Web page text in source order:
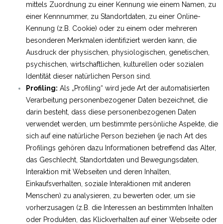
mittels Zuordnung zu einer Kennung wie einem Namen, zu
einer Kennnummer, zu Standortdaten, zu einer Online-
Kennung (z.B. Cookie) oder zu einem oder mehreren
besonderen Merkmalen identifiziert werden kann, die
Ausdruck der physischen, physiologischen, genetischen,
psychischen, wirtschaftlichen, kulturellen oder sozialen
Identität dieser natürlichen Person sind.
Profiling: Als „Profiling“ wird jede Art der automatisierten
Verarbeitung personenbezogener Daten bezeichnet, die
darin besteht, dass diese personenbezogenen Daten
verwendet werden, um bestimmte persönliche Aspekte, die
sich auf eine natürliche Person beziehen (je nach Art des
Profilings gehören dazu Informationen betreffend das Alter,
das Geschlecht, Standortdaten und Bewegungsdaten,
Interaktion mit Webseiten und deren Inhalten,
Einkaufsverhalten, soziale Interaktionen mit anderen
Menschen) zu analysieren, zu bewerten oder, um sie
vorherzusagen (z.B. die Interessen an bestimmten Inhalten
oder Produkten, das Klickverhalten auf einer Webseite oder